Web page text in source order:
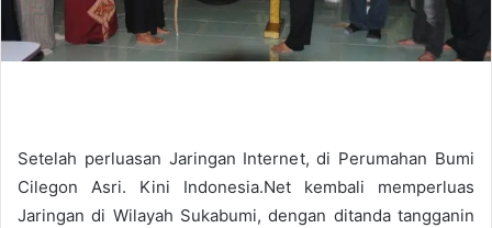
Setelah perluasan Jaringan Internet, di Perumahan Bumi
Cilegon Asri. Kini Indonesia.Net kembali memperluas
Jaringan di Wilayah Sukabumi, dengan ditanda tangganin